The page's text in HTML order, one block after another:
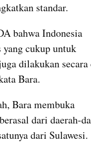
standar.
bahwa Indonesia
cukup untuk
dilakukan secara
Bara.
Bara membuka
dari daerah-
dari Sulawesi.